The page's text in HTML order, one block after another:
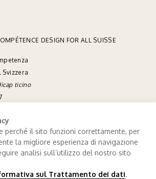
DESIGN FOR ALL SUISSE
Svizzera
ticino
90 90
perché il sito funzioni correttamente, per
la migliore esperienza di navigazione
analisi sull’utilizzo del nostro sito
sul Trattamento dei dati.